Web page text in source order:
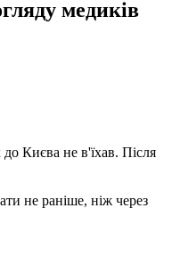
медиків
Києва не в'їхав. Після
не раніше, ніж через